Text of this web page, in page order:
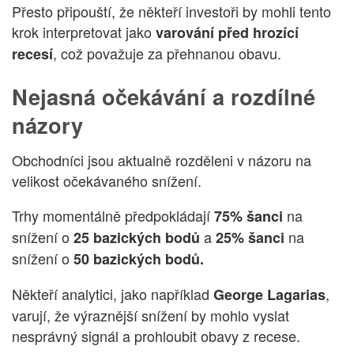
Přesto připouští, že někteří investoři by mohli tento
krok interpretovat jako varování před hrozící
recesí, což považuje za přehnanou obavu.
Nejasná očekávání a rozdílné
názory
Obchodníci jsou aktualně rozděleni v názoru na
velikost očekávaného snížení.
Trhy momentálně předpokládají75% šanci na
snížení o 25 bazických bodů a25% šanci na
snížení o 50 bazických bodů.
Někteří analytici, jako například George Lagarias,
varují, že výraznější snížení by mohlo vyslat
nesprávný signál a prohloubit obavy z recese.